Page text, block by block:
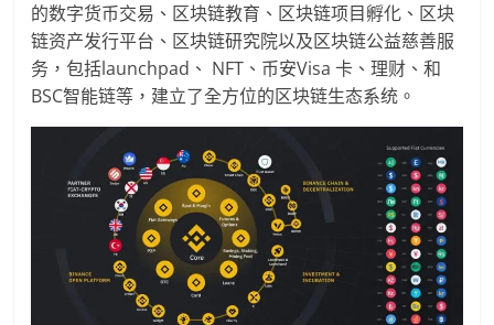
的数字货币交易、区块链教育、区块链项目孵化、区块
链资产发行平台、区块链研究院以及区块链公益慈善服
务，包括launchpad、 NFT、币安Visa 卡、理财、和
BSC智能链等，建立了全方位的区块链生态系统。